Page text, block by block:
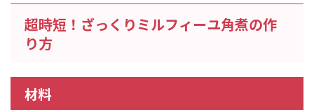
超時短！ざっくりミルフィーユ角煮の作
り方
材料